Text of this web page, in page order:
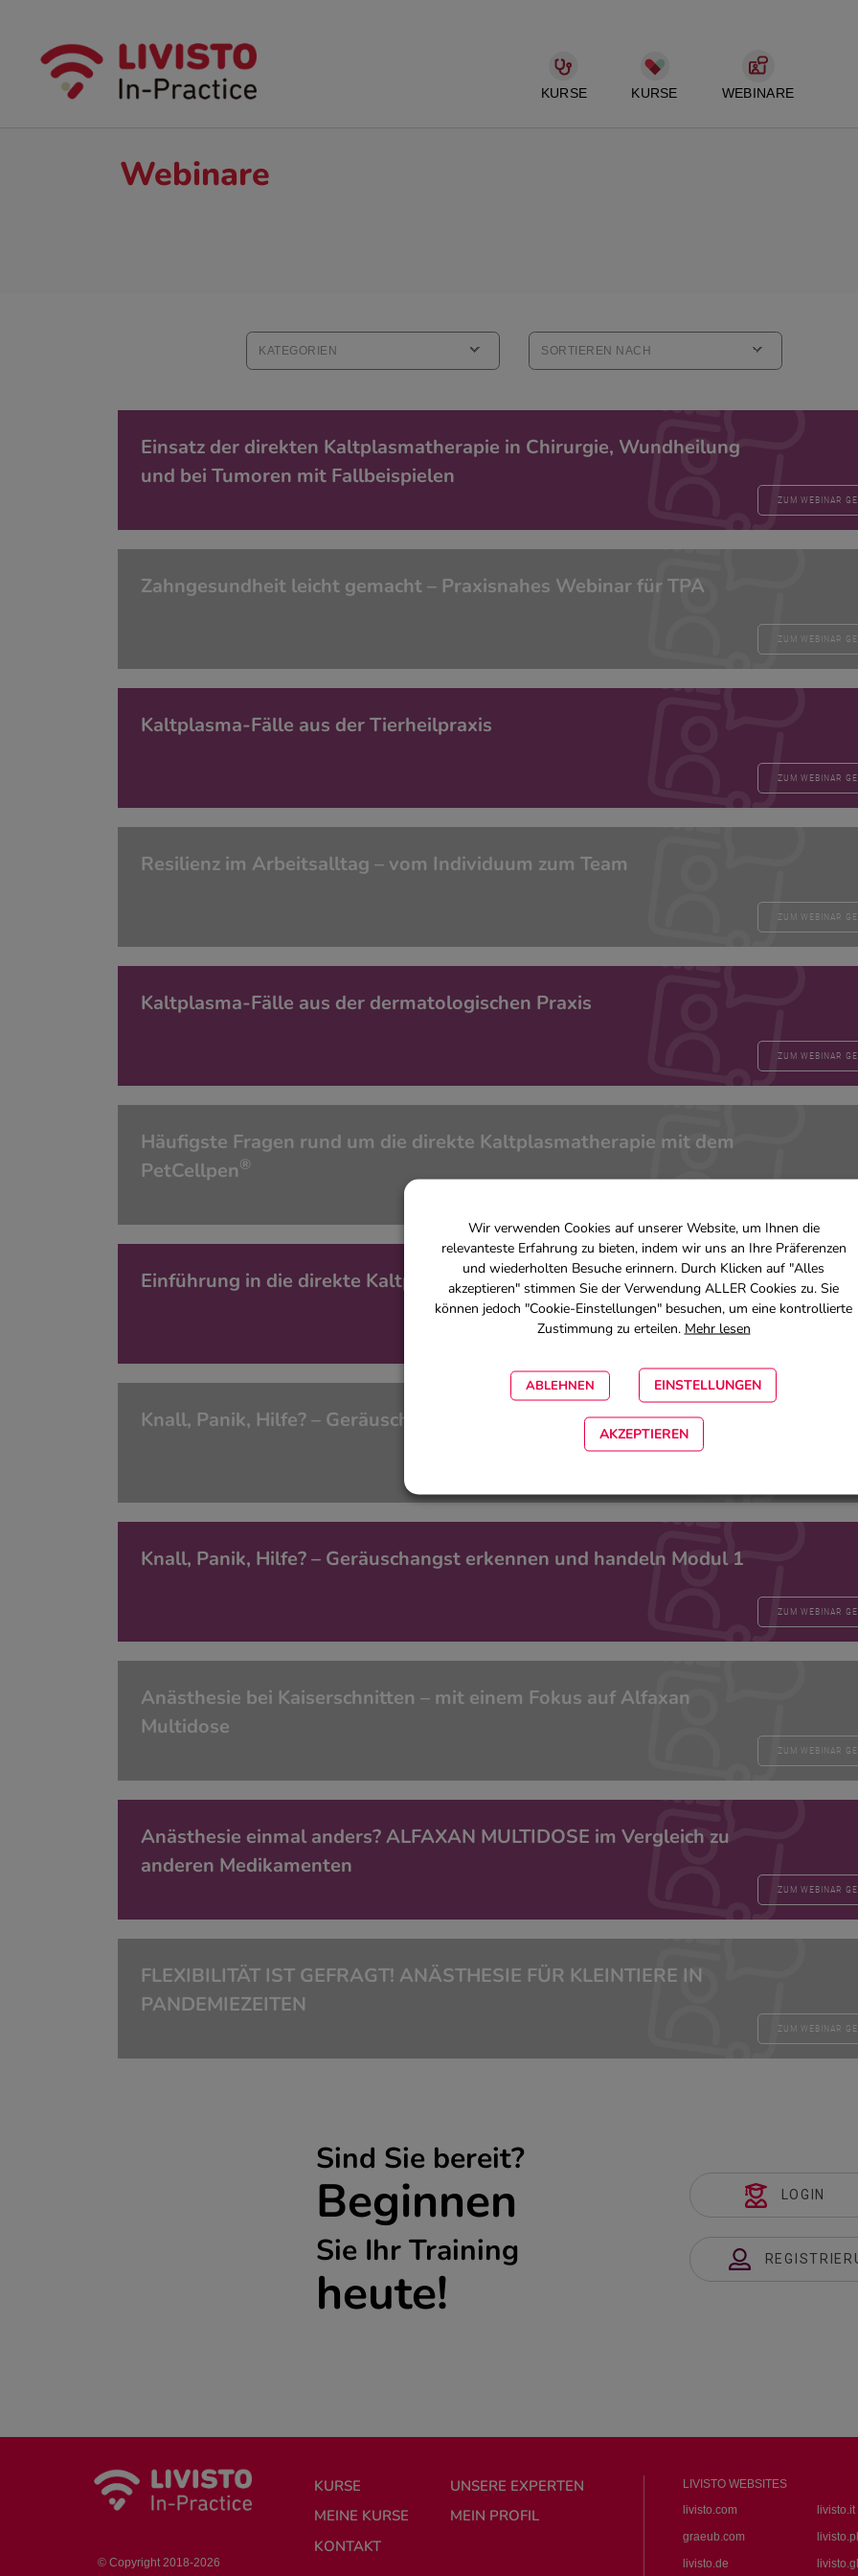
KURSE KURSE WEBINARE
Webinare
Einsatz der direkten Kaltplasmatherapie in Chirurgie, Wundheilung
und bei Tumoren mit Fallbeispielen
ZUM WEBINAR
Zahngesundheit leicht gemacht – Praxisnahes Webinar für TPA
ZUM WEBINAR
Kaltplasma-Fälle aus der Tierheilpraxis
ZUM WEBINAR
Resilienz im Arbeitsalltag – vom Individuum zum Team
ZUM WEBINAR
Kaltplasma-Fälle aus der dermatologischen Praxis
ZUM WEBINAR
Häufigste Fragen rund um die direkte Kaltplasmatherapie mit dem
PetCellpen®
Einführung in die direkte Kaltplasmatherapie mit dem PetCellpen®
Knall, Panik, Hilfe? – Geräuschangst erkennen und handelnModul 2
Knall, Panik, Hilfe? – Geräuschangst erkennen und handeln Modul 1
ZUM WEBINAR
Anästhesie bei Kaiserschnitten – mit einem Fokus auf Alfaxan
Multidose
ZUM WEBINAR
Anästhesie einmal anders? ALFAXAN MULTIDOSE im Vergleich zu
anderen Medikamenten
ZUM WEBINAR
FLEXIBILITÄT IST GEFRAGT! ANÄSTHESIE FÜR KLEINTIERE IN
PANDEMIEZEITEN
ZUM WEBINAR
Sind Sie bereit?
Beginnen
Sie Ihr Training
heute!
LOGIN
© Copyright 2018-2026
KURSE
UNSERE EXPERTEN
MEINE KURSE
MEIN PROFIL
KONTAKT
LIVISTO WEBSITES
livisto.com
graeub.com
livisto.de
livisto.it
livisto.pl
Wir verwenden Cookies auf unserer Website, um Ihnen die
relevanteste Erfahrung zu bieten, indem wir uns an Ihre Präferenzen
und wiederholten Besuche erinnern. Durch Klicken auf "Alles
akzeptieren" stimmen Sie der Verwendung ALLER Cookies zu. Sie
können jedoch "Cookie-Einstellungen" besuchen, um eine kontrollierte
Zustimmung zu erteilen. Mehr lesen
ABLEHNEN EINSTELLUNGEN
AKZEPTIEREN